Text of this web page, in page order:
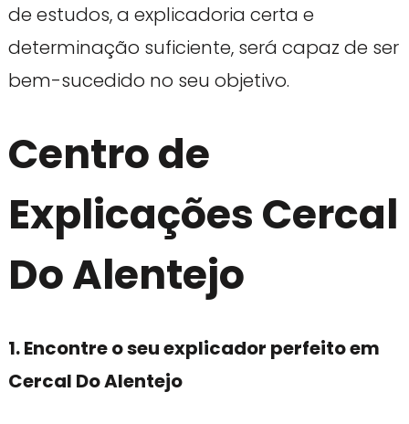
de estudos, a explicadoria certa e
determinação suficiente, será capaz de ser
bem-sucedido no seu objetivo.
Centro de
Explicações Cercal
Do Alentejo
1. Encontre o seu explicador perfeito em
Cercal Do Alentejo